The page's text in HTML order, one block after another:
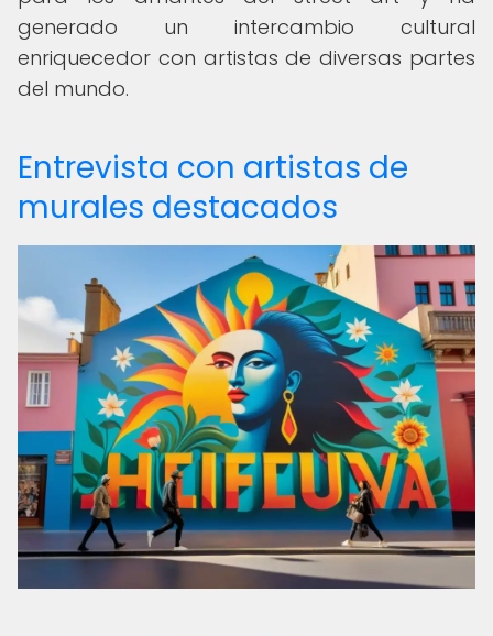
generado un intercambio cultural
enriquecedor con artistas de diversas partes
del mundo.
Entrevista con artistas de
murales destacados